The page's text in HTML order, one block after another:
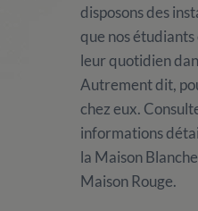
disposons des
que nos
leur quotidien
Autrement dit,
chez eux.
informations
la Maison
Maison Rouge.